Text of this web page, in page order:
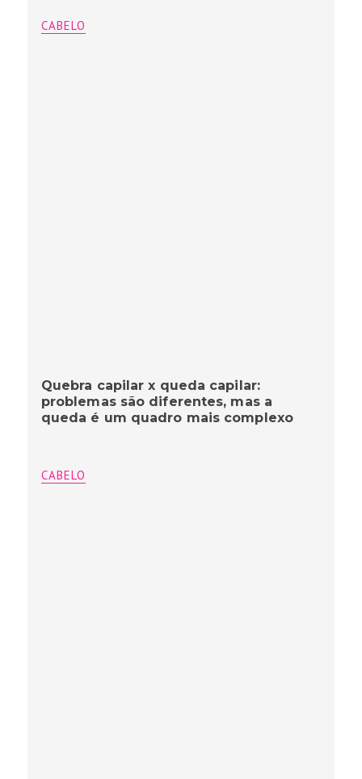
CABELO
Quebra capilar x queda capilar:
problemas são diferentes, mas a
queda é um quadro mais complexo
CABELO